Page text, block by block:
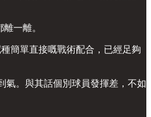
一離。
簡單直接嘅戰術配合，已經足夠
氣。與其話個別球員發揮差，不如